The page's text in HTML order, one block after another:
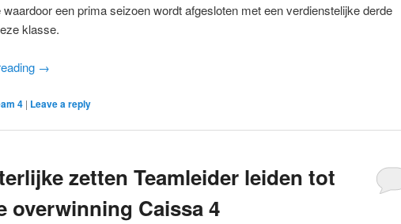
een prima seizoen wordt afgesloten met een verdienstelijke derde
klasse.
→
4 | Leave a reply
zetten Teamleider leiden tot
overwinning Caissa 4